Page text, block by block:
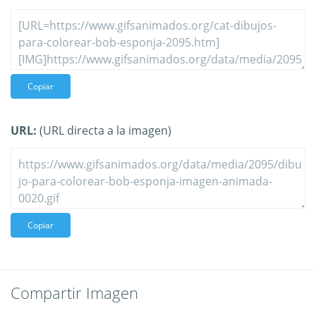
Copiar
URL: (URL directa a la imagen)
Copiar
Compartir Imagen